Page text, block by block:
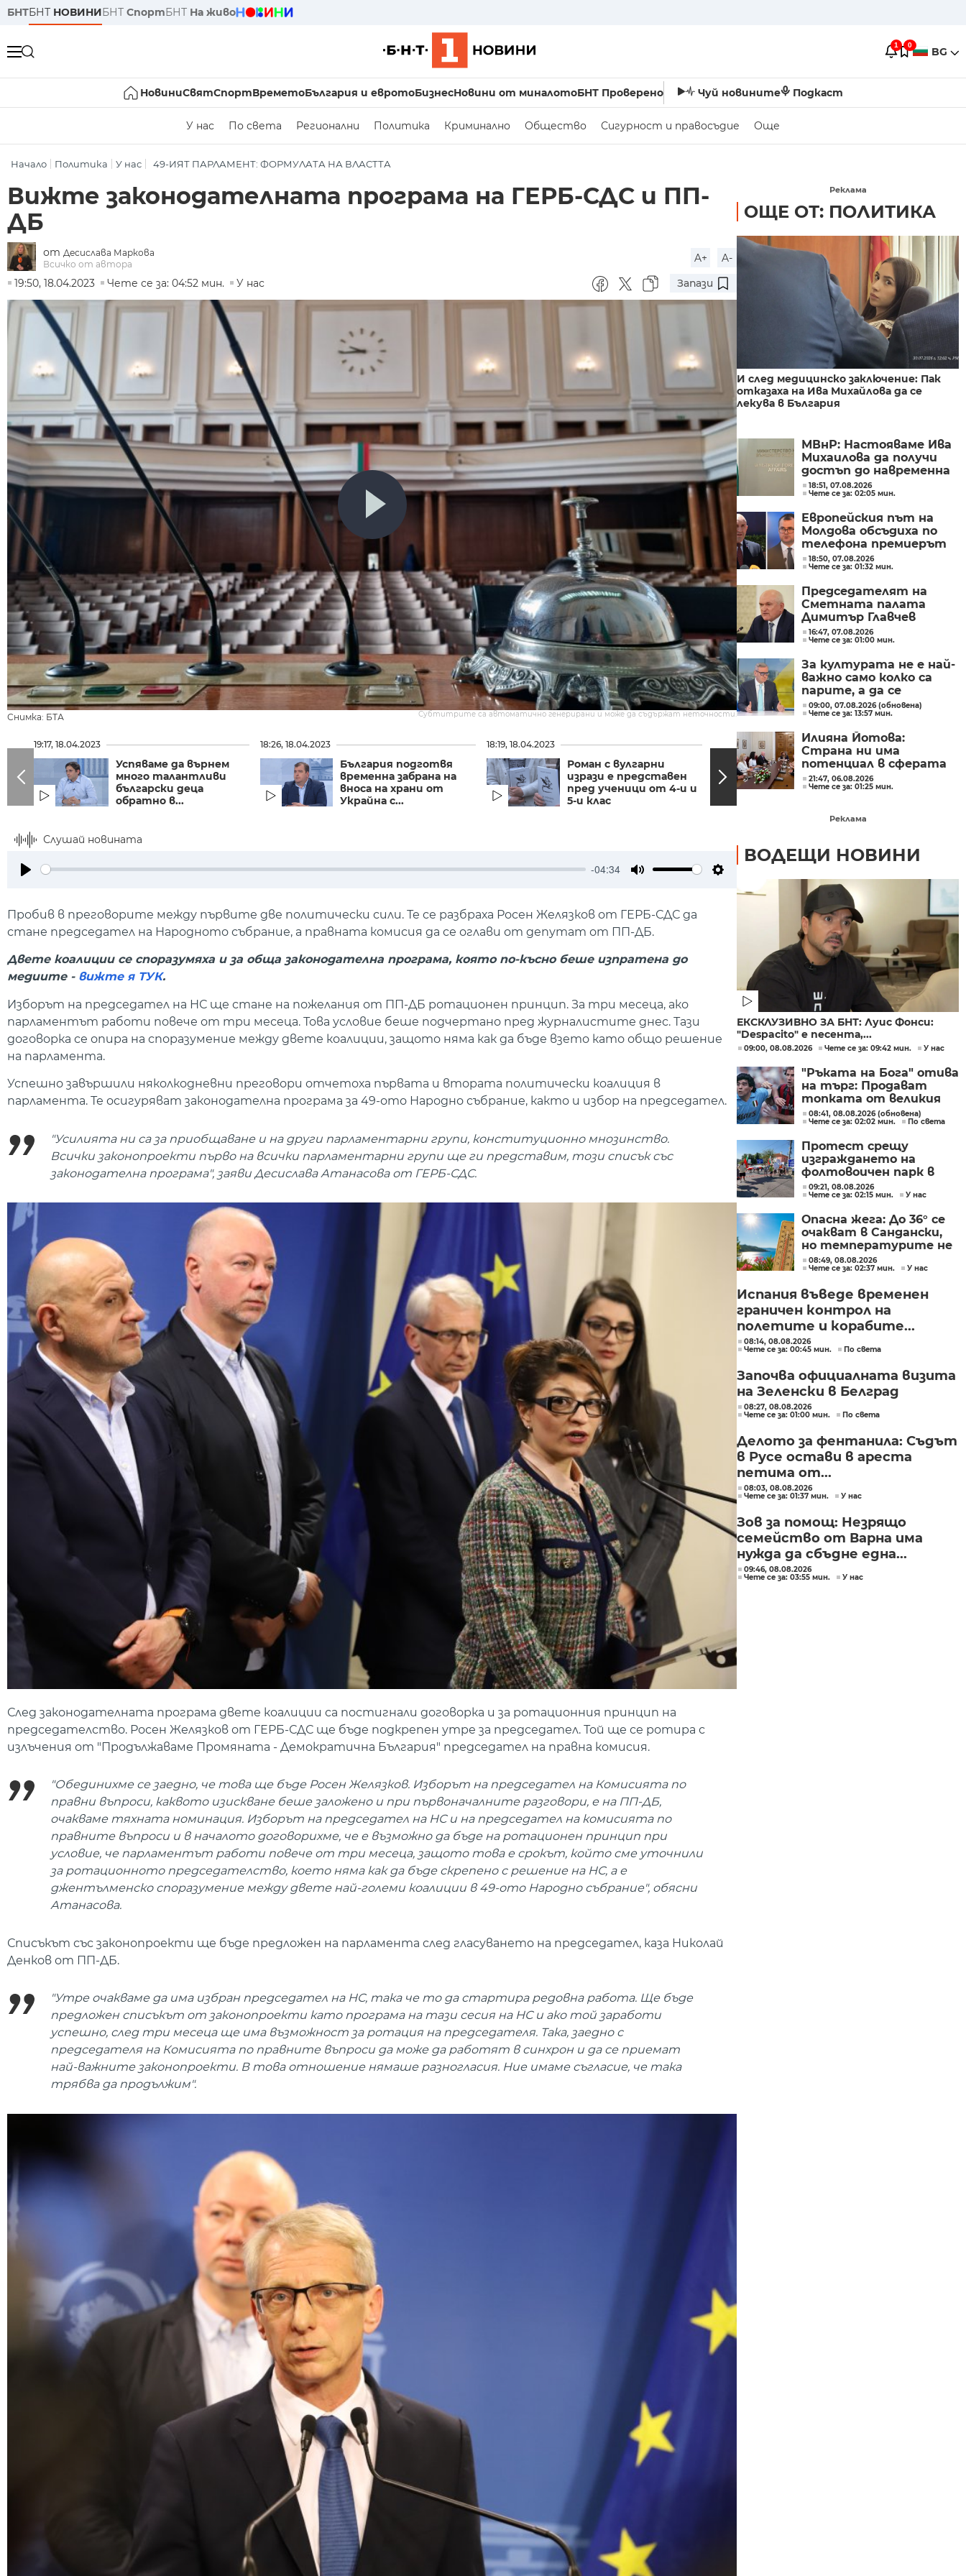
БНТБНТ НОВИНИБНТ СпортБНТ На живо
1 0 BG
НовиниСвятСпортВреметоБългария и евротоБизнесНовини от миналотоБНТ Проверено Чуй новините Подкаст
У нас По света Регионални Политика Криминално Общество Сигурност и правосъдие Още
Начало Политика У нас 49-ИЯТ ПАРЛАМЕНТ: ФОРМУЛАТА НА ВЛАСТТА
Вижте законодателната програма на ГЕРБ-СДС и ПП-
ДБ
от Десислава Маркова
Всичко от автора
A+
A-
19:50, 18.04.2023
Чете се за: 04:52 мин. У нас Запази
Снимка: БТА Субтитрите са автоматично генерирани и може да съдържат неточности.
19:17, 18.04.2023
Успяваме да върнем
много талантливи
български деца
обратно в...
18:26, 18.04.2023
България подготвя
временна забрана на
вноса на храни от
Украйна с...
18:19, 18.04.2023
Роман с вулгарни
изрази е представен
пред ученици от 4-и и
5-и клас
18:10, 18.04.2023
Ученичка от
Пловдив създаде
меню за космонавти
Слушай новината
-04:34
Пробив в преговорите между първите две политически сили. Те се разбраха Росен Желязков от ГЕРБ-СДС да
стане председател на Народното събрание, а правната комисия да се оглави от депутат от ПП-ДБ.
Двете коалиции се споразумяха и за обща законодателна програма, която по-късно беше изпратена до
медиите - вижте я ТУК.
Изборът на председател на НС ще стане на пожелания от ПП-ДБ ротационен принцип. За три месеца, ако
парламентът работи повече от три месеца. Това условие беше подчертано пред журналистите днес. Тази
договорка се опира на споразумение между двете коалиции, защото няма как да бъде взето като общо решение
на парламента.
Успешно завършили няколкодневни преговори отчетоха първата и втората политически коалиция в
парламента. Те осигуряват законодателна програма за 49-ото Народно събрание, както и избор на председател.
"Усилията ни са за приобщаване и на други парламентарни групи, конституционно мнозинство.
Всички законопроекти първо на всички парламентарни групи ще ги представим, този списък със
законодателна програма", заяви Десислава Атанасова от ГЕРБ-СДС.
След законодателната програма двете коалиции са постигнали договорка и за ротационния принцип на
председателство. Росен Желязков от ГЕРБ-СДС ще бъде подкрепен утре за председател. Той ще се ротира с
излъчения от "Продължаваме Промяната - Демократична България" председател на правна комисия.
"Обединихме се заедно, че това ще бъде Росен Желязков. Изборът на председател на Комисията по
правни въпроси, каквото изискване беше заложено и при първоначалните разговори, е на ПП-ДБ,
очакваме тяхната номинация. Изборът на председател на НС и на председател на комисията по
правните въпроси и в началото договорихме, че е възможно да бъде на ротационен принцип при
условие, че парламентът работи повече от три месеца, защото това е срокът, който сме уточнили
за ротационното председателство, което няма как да бъде скрепено с решение на НС, а е
джентълменско споразумение между двете най-големи коалиции в 49-ото Народно събрание", обясни
Атанасова.
Списъкът със законопроекти ще бъде предложен на парламента след гласуването на председател, каза Николай
Денков от ПП-ДБ.
"Утре очакваме да има избран председател на НС, така че то да стартира редовна работа. Ще бъде
предложен списъкът от законопроекти като програма на тази сесия на НС и ако той заработи
успешно, след три месеца ще има възможност за ротация на председателя. Така, заедно с
председателя на Комисията по правните въпроси да може да работят в синхрон и да се приемат
най-важните законопроекти. В това отношение нямаше разногласия. Ние имаме съгласие, че така
трябва да продължим".
Реклама
ОЩЕ ОТ: ПОЛИТИКА
И след медицинско заключение: Пак
отказаха на Ива Михайлова да се
лекува в България
МВнР: Настояваме Ива
Михаилова да получи
достъп до навременна
и адекватна
медицинска грижа
18:51, 07.08.2026
Чете се за: 02:05 мин.
Европейския път на
Молдова обсъдиха по
телефона премиерът
Радев и молдовският
му колега Тофан
18:50, 07.08.2026
Чете се за: 01:32 мин.
Председателят на
Сметната палата
Димитър Главчев
проверява служебния
премиер Димитър
16:47, 07.08.2026
Чете се за: 01:00 мин.
За културата не е най-
важно само колко са
парите, а да се
изплащат навреме,
заяви министър Евтим
Милошев
09:00, 07.08.2026 (обновена)
Чете се за: 13:57 мин.
Илияна Йотова:
Страна ни има
потенциал в сферата
на изкуствения
интелект и бизнесът
перспективи
21:47, 06.08.2026
Чете се за: 01:25 мин.
Реклама
ВОДЕЩИ НОВИНИ
ЕКСКЛУЗИВНО ЗА БНТ: Луис Фонси:
"Despacito" е песента,...
09:00, 08.08.2026 Чете се за: 09:42 мин. У нас
"Ръката на Бога" отива
на търг: Продават
топката от великия
гол на Марадона
08:41, 08.08.2026 (обновена)
Чете се за: 02:02 мин.
По света
Протест срещу
изграждането на
фолтовоичен парк в
хасковската община
Стамболово
09:21, 08.08.2026
Чете се за: 02:15 мин.
У нас
Опасна жега: До 36° се
очакват в Сандански,
но температурите не
са рекордни
08:49, 08.08.2026
Чете се за: 02:37 мин.
У нас
Испания въведе временен
граничен контрол на
полетите и корабите...
08:14, 08.08.2026
Чете се за: 00:45 мин.
По света
Започва официалната визита
на Зеленски в Белград
08:27, 08.08.2026
Чете се за: 01:00 мин.
По света
Делото за фентанила: Съдът
в Русе остави в ареста
петима от...
08:03, 08.08.2026
Чете се за: 01:37 мин.
У нас
Зов за помощ: Незрящо
семейство от Варна има
нужда да сбъдне една...
09:46, 08.08.2026
Чете се за: 03:55 мин.
У нас